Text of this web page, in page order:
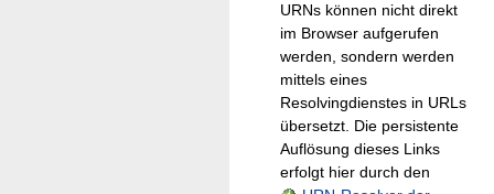
URNs können nicht direkt
im Browser aufgerufen
werden, sondern werden
mittels eines
Resolvingdienstes in URLs
übersetzt. Die persistente
Auflösung dieses Links
erfolgt hier durch den